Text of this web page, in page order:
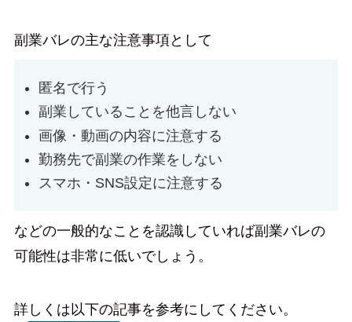
副業バレの主な注意事項として
匿名で行う
副業していることを他言しない
画像・動画の内容に注意する
勤務先で副業の作業をしない
スマホ・SNS設定に注意する
などの一般的なことを認識していれば副業バレの
可能性は非常に低いでしょう。
詳しくは以下の記事を参考にしてください。